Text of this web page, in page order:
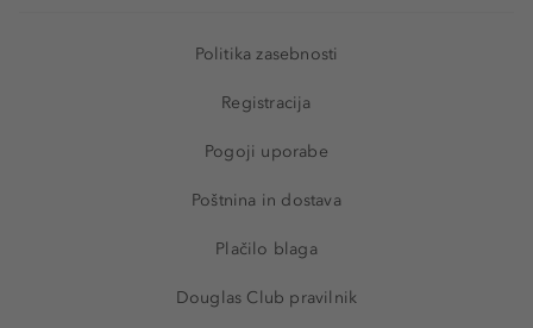
Politika zasebnosti
Registracija
Pogoji uporabe
Poštnina in dostava
Plačilo blaga
Douglas Club pravilnik